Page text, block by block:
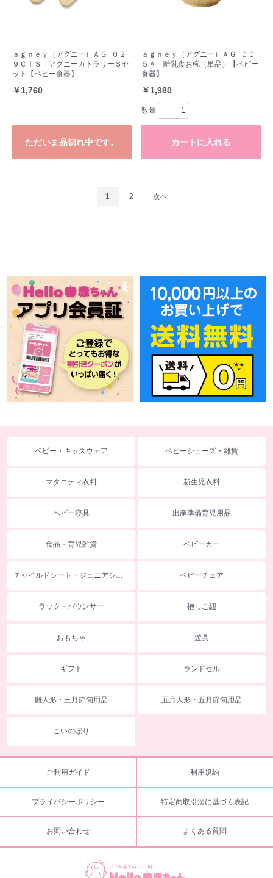
ａｇｎｅｙ（アグニー）ＡＧ−０２
９ＣＴＳ アグニーカトラリーＳセ
ット【ベビー食器】
￥1,760
ただいま品切れ中です。
ａｇｎｅｙ（アグニー）ＡＧ−００
５Ａ 離乳食お椀（単品）【ベビー
食器】
￥1,980
数量
カートに入れる
1 2 次へ
ベビー・キッズウェア ベビーシューズ・雑貨
マタニティ衣料 新生児衣料
ベビー寝具 出産準備育児用品
食品・育児雑貨 ベビーカー
ベビーチェア
ラック・バウンサー 抱っこ紐
おもちゃ 遊具
ギフト ランドセル
雛人形・三月節句用品 五月人形・五月節句用品
こいのぼり
ご利用ガイド 利用規約
プライバシーポリシー 特定商取引法に基づく表記
お問い合わせ よくある質問